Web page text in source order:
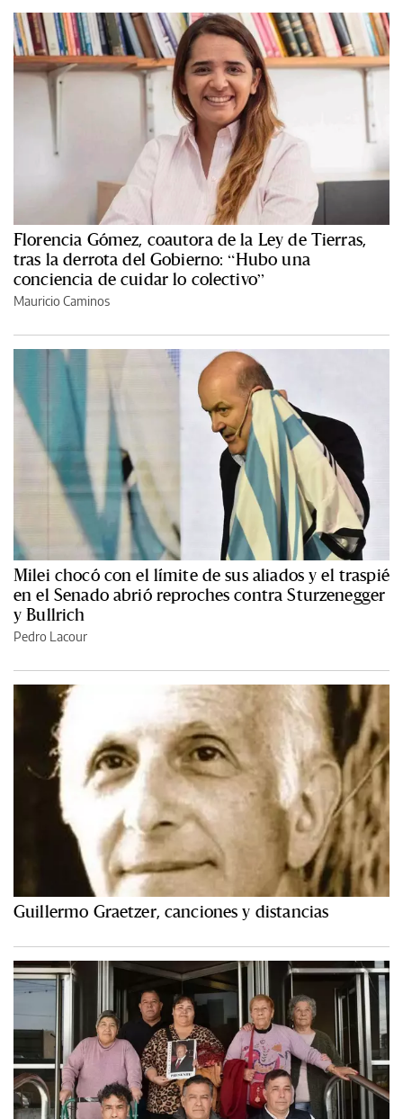
Florencia Gómez, coautora de la Ley de Tierras,
tras la derrota del Gobierno: “Hubo una
conciencia de cuidar lo colectivo”
Mauricio Caminos
Milei chocó con el límite de sus aliados y el traspié
en el Senado abrió reproches contra Sturzenegger
y Bullrich
Pedro Lacour
Guillermo Graetzer, canciones y distancias